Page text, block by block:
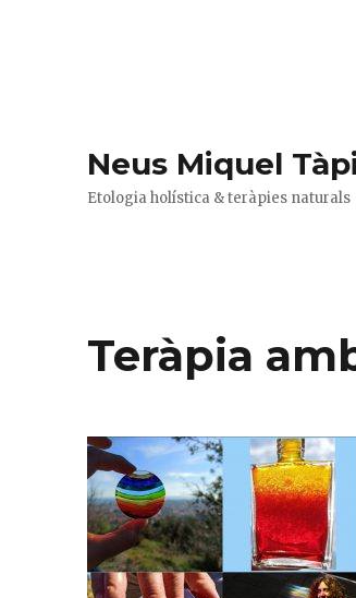
Neus Miquel
Etologia holística & teràpies naturals
Teràpia